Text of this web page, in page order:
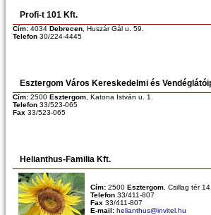
Profi-t 101 Kft.
Cím: 4034 Debrecen , Huszár Gál u. 59.
Telefon 30/224-4445
Esztergom Város Kereskedelmi és
Cím: 2500 Esztergom , Katona István u. 1.
Telefon 33/523-065
Fax 33/523-065
Helianthus-Familia Kft.
Cím: 2500 Esztergom , Csillag tér
Telefon 33/411-807
Fax 33/411-807
E-mail: helianthus@invitel.hu